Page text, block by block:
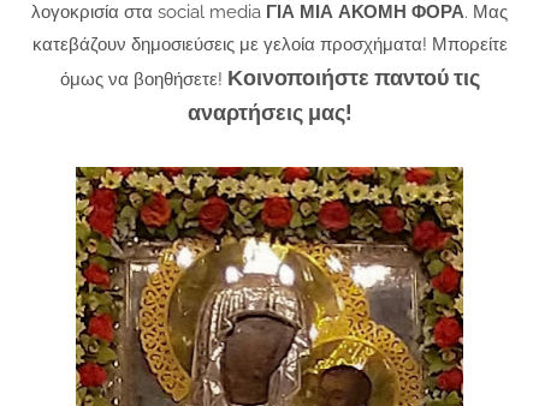
λογοκρισία στα social media ΓΙΑ ΜΙΑ ΑΚΟΜΗ ΦΟΡΑ. Μας
κατεβάζουν δημοσιεύσεις με γελοία προσχήματα! Μπορείτε
όμως να βοηθήσετε! Κοινοποιήστε παντού τις
αναρτήσεις μας!